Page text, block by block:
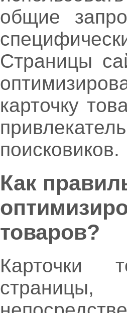
общие
Страницы
карточку
поисковиков.
Как
товаров?
Карточки